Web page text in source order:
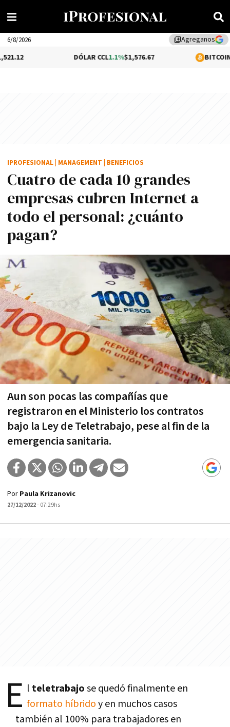
library_addAgreganos
6/8/2026
1.1%$1,576.67 0.26%
Cuatro de cada 10 grandes
empresas cubren Internet a
todo el personal: ¿cuánto
pagan?
Aun son pocas las compañías que
registraron en el Ministerio los contratos
bajo la Ley de Teletrabajo, pese al fin de la
emergencia sanitaria.
IPROFESIONAL MANAGEMENT BENEFICIOS
Por Paula Krizanovic
27/12/2022- 07:29hs
E l teletrabajose quedó finalmente en
formato híbridoy en muchos casos
también al 100% para trabajadores en